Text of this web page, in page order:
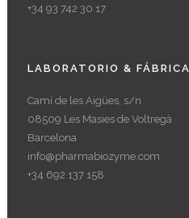
+34 93 742 30 17
LABORATORIO & FÁBRICA
Camí de les Aigües, s/n
08509 Les Masies de Voltregà
Barcelona
info@pharmabiozyme.com
+34 692 137 158